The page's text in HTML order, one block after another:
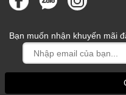
Bạn muốn nhận khuyến mãi